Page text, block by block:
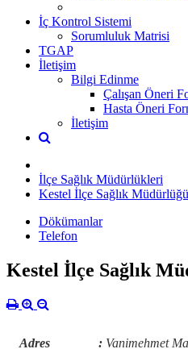
İç Kontrol Sistemi
Sorumluluk Matrisi
TGAP
İletişim
Bilgi Edinme
Çalışan Öneri
Hasta Öneri
İletişim
İlçe Sağlık Müdürlükleri
Kestel İlçe Sağlık Müdürlüğü
Dökümanlar
Telefon
Kestel İlçe Sağlık
Adres : Vanimehmet